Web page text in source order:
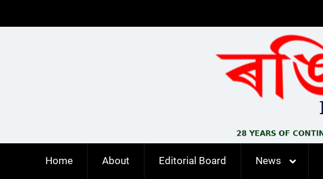
Home About Editorial Board News